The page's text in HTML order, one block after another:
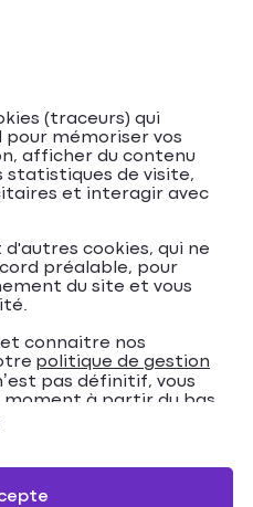
le rapport des
septembre 2020
structurelle la relation que
Obligés de rester chez
dans leur logement un
qui méritait plus leur
que pensent les Français de
(traceurs) qui
mémoriser vos
afficher du contenu
statistiques de visite,
et interagir avec
cookies, qui ne
préalable, pour
du site et vous
connaitre nos
politique de gestion
pas définitif, vous
à partir du bas